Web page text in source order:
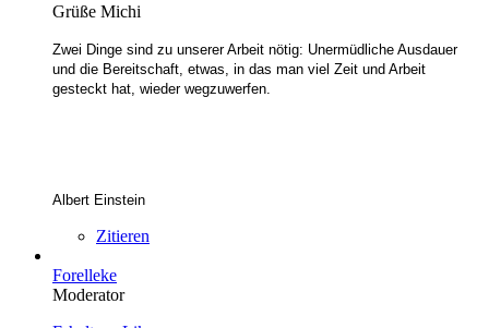
Grüße Michi
Zwei Dinge sind zu unserer Arbeit nötig: Unermüdliche Ausdauer
und die Bereitschaft, etwas, in das man viel Zeit und Arbeit
gesteckt hat, wieder wegzuwerfen.
Albert Einstein
Zitieren
Forelleke
Moderator